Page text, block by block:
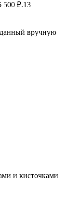
500 ₽.13
вручную
и кисточками